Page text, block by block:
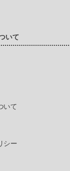
いて
いて
シー